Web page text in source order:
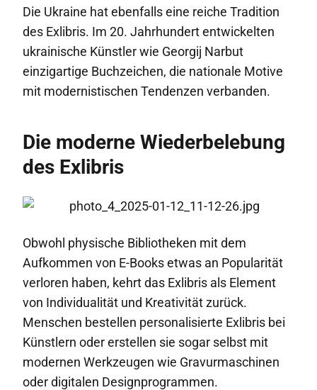
Die Ukraine hat ebenfalls eine reiche Tradition
des Exlibris. Im 20. Jahrhundert entwickelten
ukrainische Künstler wie Georgij Narbut
einzigartige Buchzeichen, die nationale Motive
mit modernistischen Tendenzen verbanden.
Die moderne Wiederbelebung
des Exlibris
Obwohl physische Bibliotheken mit dem
Aufkommen von E-Books etwas an Popularität
verloren haben, kehrt das Exlibris als Element
von Individualität und Kreativität zurück.
Menschen bestellen personalisierte Exlibris bei
Künstlern oder erstellen sie sogar selbst mit
modernen Werkzeugen wie Gravurmaschinen
oder digitalen Designprogrammen.